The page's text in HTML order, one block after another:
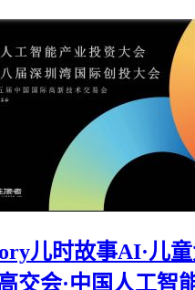
儿时故事AI·儿
交会·中国人工智